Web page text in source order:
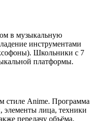
в музыкальную
инструментами
Школьники с 7
платформы.
стиле Anime. Программа
элементы лица, техники
передачу объёма.